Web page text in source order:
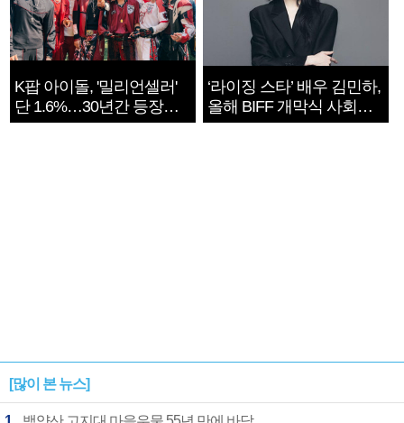
K팝 아이돌, '밀리언셀러'
단 1.6%…30년간 등장
1182개팀 전수조사
‘라이징 스타’ 배우 김민하,
올해 BIFF 개막식 사회자
확정
[많이 본 뉴스]